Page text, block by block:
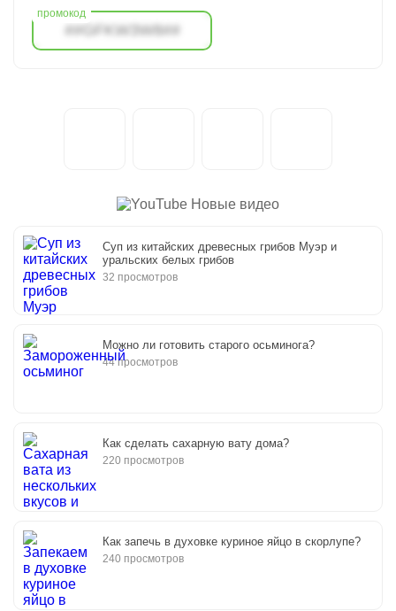
##GFKW3W8##
Новые видео
Суп из китайских древесных грибов Муэр и
уральских белых грибов
32 просмотров
Можно ли готовить старого осьминога?
44 просмотров
Как сделать сахарную вату дома?
220 просмотров
Как запечь в духовке куриное яйцо в скорлупе?
240 просмотров